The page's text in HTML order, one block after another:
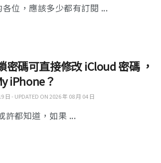
位，應該多少都有訂閱 ...
密碼可直接修改 iCloud 密碼 ，
iPhone？
日 - UPDATED ON 2026 年 08 月 04 日
許都知道，如果 ...